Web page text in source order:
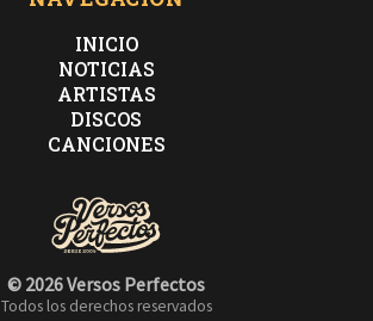
INICIO
NOTICIAS
ARTISTAS
DISCOS
CANCIONES
© 2026 Versos Perfectos
Todos los derechos reservados